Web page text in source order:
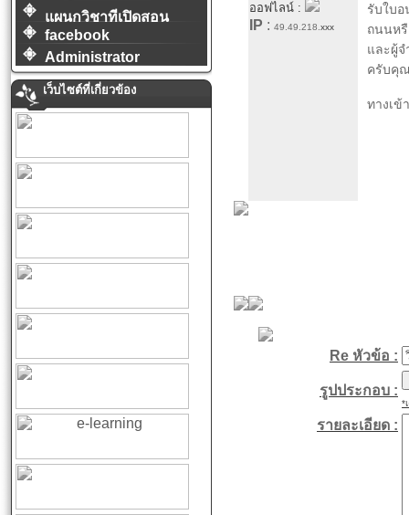
แผนกวิชาทีเปิดสอน
facebook
Administrator
เว็บไซต์ที่เกี่ยวข้อง
ออฟไลน์ :
IP : 49.49.218. xxx
รับใบ
ถนนหรื
และผู้จ
ครับคุ
ทางเข้
Re หัวข้อ :
รูปประกอบ :
*
รายละเอียด :